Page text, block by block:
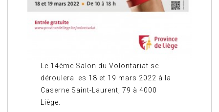
Le 14ème Salon du Volontariat se
déroulera les 18 et 19 mars 2022 à la
Caserne Saint-Laurent, 79 à 4000
Liège.